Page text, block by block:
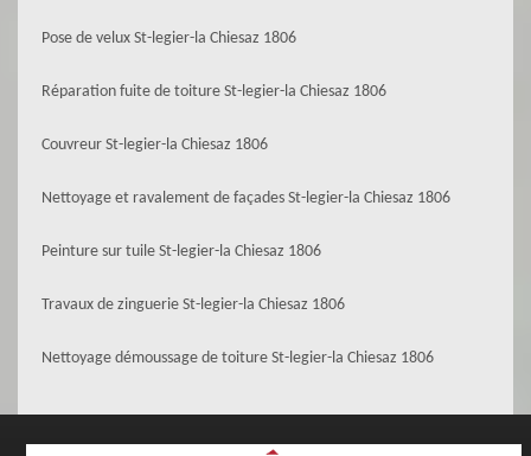
Pose de velux St-legier-la Chiesaz 1806
Réparation fuite de toiture St-legier-la Chiesaz 1806
Couvreur St-legier-la Chiesaz 1806
Nettoyage et ravalement de façades St-legier-la Chiesaz 1806
Peinture sur tuile St-legier-la Chiesaz 1806
Travaux de zinguerie St-legier-la Chiesaz 1806
Nettoyage démoussage de toiture St-legier-la Chiesaz 1806